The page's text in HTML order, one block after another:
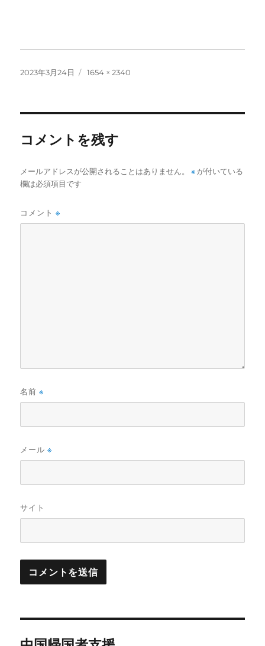
投
2023年3月24日
フ
1654 × 2340
コメントを残す
メールアドレスが公開されることはありません。 ※ が付いている
欄は必須項目です
コメント※
名前※
メール※
サイト